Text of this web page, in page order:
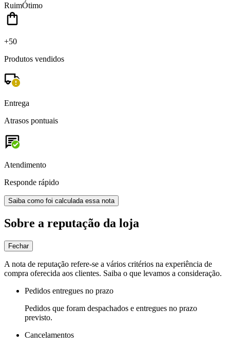
RuimÓtimo
+50
Produtos vendidos
Entrega
Atrasos pontuais
Atendimento
Responde rápido
Saiba como foi calculada essa nota
Sobre a reputação da loja
Fechar
A nota de reputação refere-se a vários critérios na experiência de
compra oferecida aos clientes. Saiba o que levamos a consideração.
Pedidos entregues no prazo
Pedidos que foram despachados e entregues no prazo
previsto.
Cancelamentos